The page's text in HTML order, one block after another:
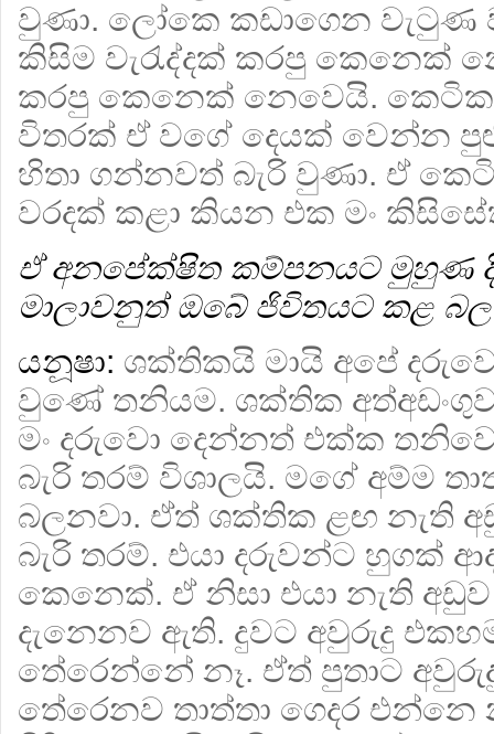
වුණා. ලෝකෙ කඩාගෙන වැටුණ
කිසිම වැරැද්දක් කරපු කෙනෙක්
කරපු කෙනෙක් නෙවෙයි.
විතරක් ඒ වගේ දෙයක් වෙන්න
හිතා ගන්නවත් බැරි වුණා. ඒ
වරදක් කළා කියන එක මං
ඒ අනපේක්ෂිත කම්පනයට මුහුණ
මාලාවනුත් ඔබේ ජිවිතයට කළ
යනූෂා: ශක්තිකයි මායි අපේ
වුණේ තනියම. ශක්තික
මං දරුවො දෙන්නත් එක්ක
බැරි තරම් විශාලයි. මගේ අම්ම
බලනවා. ඒත් ශක්තික ළඟ නැති
බැරි තරම්. එයා දරුවන්ට හුගක්
කෙනෙක්. ඒ නිසා එයා නැති
දැනෙනව ඇති. දුවට අවුරුදු
තේරෙන්නේ නෑ. ඒත් පුතාට
තේරෙනව තාත්තා ගෙදර එන්නෙ